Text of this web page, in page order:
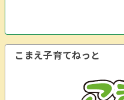
こまえ子育てねっと